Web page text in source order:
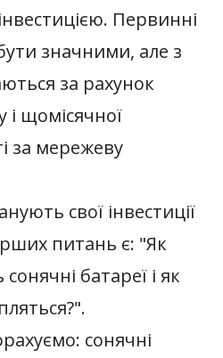
Первинні
значними, але з
за рахунок
і щомісячної
за мережеву
свої інвестиції
питань є: "Як
батареї і як
сонячні